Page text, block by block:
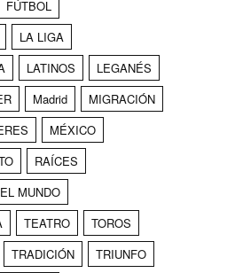
FÚTBOL
LA LIGA
LATINOS
LEGANÉS
Madrid
MIGRACIÓN
MÉXICO
RAÍCES
MUNDO
TEATRO
TOROS
TRADICIÓN
TRIUNFO